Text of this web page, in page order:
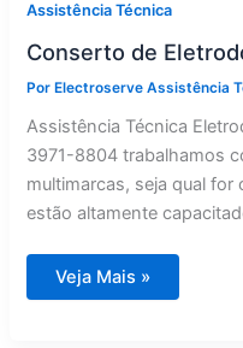
Assistência Técnica
Conserto de
PorElectroserve Assistência
Assistência Técnica
3971-8804 trabalhamos
multimarcas, seja qual
estão altamente
Conserto
de
Veja Mais »